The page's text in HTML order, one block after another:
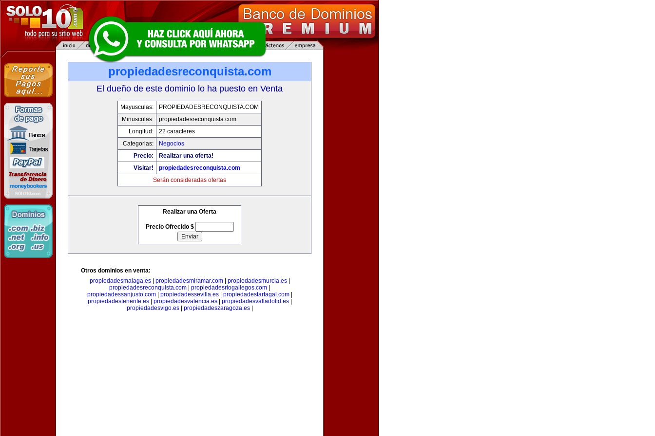
propiedadesreconquista.com
El dueño de este dominio lo ha puesto en Venta
Mayusculas:
PROPIEDADESRECONQUISTA.COM
Minusculas:
propiedadesreconquista.com
Longitud:
22 caracteres
Categorias:
Negocios
Precio:
Realizar una oferta!
Visitar!
propiedadesreconquista.com
Serán consideradas ofertas
Realizar una Oferta
Precio Ofrecido $
Otros dominios en venta:
propiedadesmalaga.es| propiedadesmiramar.com| propiedadesmurcia.es|
propiedadesreconquista.com
propiedadesriogallegos.com
propiedadessanjusto.com| propiedadessevilla.es| propiedadestartagal.com|
propiedadestenerife.es| propiedadesvalencia.es| propiedadesvalladolid.es|
propiedadesvigo.es| propiedadeszaragoza.es|